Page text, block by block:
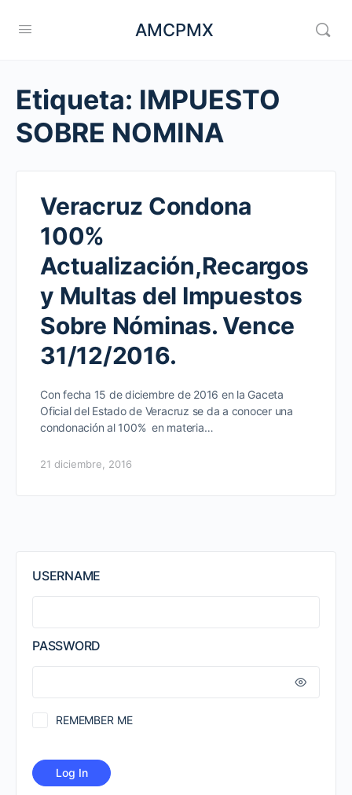
AMCPMX
Etiqueta: IMPUESTO
SOBRE NOMINA
Veracruz Condona
100%
Actualización,Recargos
y Multas del Impuestos
Sobre Nóminas. Vence
31/12/2016.
Con fecha 15 de diciembre de 2016 en la Gaceta
Oficial del Estado de Veracruz se da a conocer una
condonación al 100% en materia…
21 diciembre, 2016
USERNAME
PASSWORD
REMEMBER ME